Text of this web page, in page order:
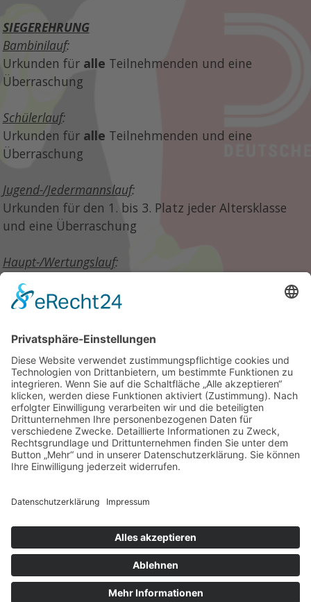
SIEGEREHRUNG
Bambinilauf:
Urkunden für alle Teilnehmenden und eine
Überraschung
Schülerlauf:
Urkunden für alle Teilnehmenden und eine
Überraschung
Jugend-/Jedermannslauf:
Urkunden für den 1. bis 3. Platz jeder Altersklasse
und eine Überraschung
Haupt-/Wertungslauf:
Urkunden für den 1. bis 3. Platz jeder Altersklasse
und eine Überraschung sowie einen Pokal für die:den
Pokal für die Siegermannschaft
Wir laden Sie daher recht herzlich zu dieser
Veranstaltung ein und freuen uns auf Ihren Besuch!
Ihr Turnverein 1907 e.V. Geiß-Nidda
RUN-EVENT
Nidda
Created by
Alle Rechte vorbehalten.